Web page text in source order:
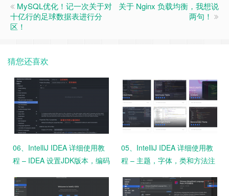
MySQL优化！记一次关于对
十亿行的足球数据表进行分
区！
关于 Nginx 负载均衡，我想说
两句！
猜您还喜欢
06、IntelliJ IDEA 详细使用教
程 – IDEA 设置JDK版本，编码
05、IntelliJ IDEA 详细使用教
程 – 主题，字体，类和方法注